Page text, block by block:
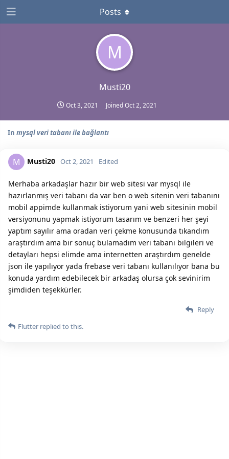
M
Musti20
Oct 3, 2021 JoinedOct 2, 2021
Posts
In mysql veri tabanı ile bağlantı
M Musti20 Oct 2, 2021 Edited
Merhaba arkadaşlar hazır bir web sitesi var mysql ile
hazırlanmış veri tabanı da var ben o web sitenin veri tabanını
mobil appimde kullanmak istiyorum yani web sitesinin mobil
versiyonunu yapmak istiyorum tasarım ve benzeri her şeyi
yaptım sayılır ama oradan veri çekme konusunda tıkandım
araştırdım ama bir sonuç bulamadım veri tabanı bilgileri ve
detayları hepsi elimde ama internetten araştırdım genelde
json ile yapılıyor yada frebase veri tabanı kullanılıyor bana bu
konuda yardım edebilecek bir arkadaş olursa çok sevinirim
şimdiden teşekkürler.
Reply
Flutter replied to this.